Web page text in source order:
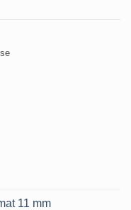
11 mm